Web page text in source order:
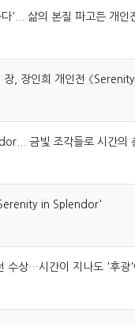
'... 삶의 본질 파고든 개인
in Splendor'
수상…시간이 지나도 '후광'